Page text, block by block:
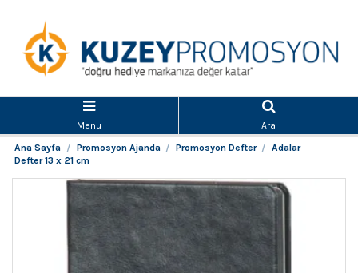
Menu
Ara
Ana Sayfa
Promosyon Ajanda Promosyon Defter
Adalar
Defter 13 x 21 cm